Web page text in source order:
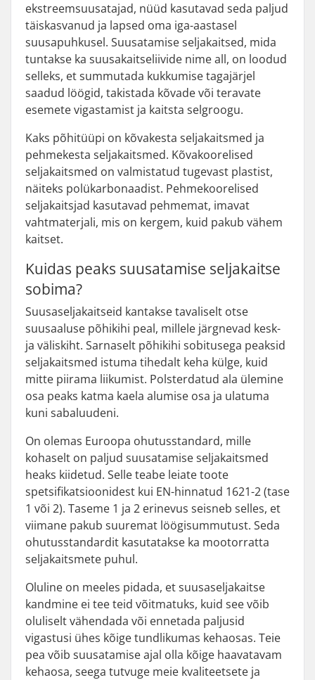
ekstreemsuusatajad, nüüd kasutavad seda paljud
täiskasvanud ja lapsed oma iga-aastasel
suusapuhkusel. Suusatamise seljakaitsed, mida
tuntakse ka suusakaitseliivide nime all, on loodud
selleks, et summutada kukkumise tagajärjel
saadud löögid, takistada kõvade või teravate
esemete vigastamist ja kaitsta selgroogu.
Kaks põhitüüpi on kõvakesta seljakaitsmed ja
pehmekesta seljakaitsmed. Kõvakoorelised
seljakaitsmed on valmistatud tugevast plastist,
näiteks polükarbonaadist. Pehmekoorelised
seljakaitsjad kasutavad pehmemat, imavat
vahtmaterjali, mis on kergem, kuid pakub vähem
kaitset.
Kuidas peaks suusatamise seljakaitse
sobima?
Suusaseljakaitseid kantakse tavaliselt otse
suusaaluse põhikihi peal, millele järgnevad kesk-
ja väliskiht. Sarnaselt põhikihi sobitusega peaksid
seljakaitsmed istuma tihedalt keha külge, kuid
mitte piirama liikumist. Polsterdatud ala ülemine
osa peaks katma kaela alumise osa ja ulatuma
kuni sabaluudeni.
On olemas Euroopa ohutusstandard, mille
kohaselt on paljud suusatamise seljakaitsmed
heaks kiidetud. Selle teabe leiate toote
spetsifikatsioonidest kui EN-hinnatud 1621-2 (tase
1 või 2). Taseme 1 ja 2 erinevus seisneb selles, et
viimane pakub suuremat löögisummutust. Seda
ohutusstandardit kasutatakse ka mootorratta
seljakaitsmete puhul.
Oluline on meeles pidada, et suusaseljakaitse
kandmine ei tee teid võitmatuks, kuid see võib
oluliselt vähendada või ennetada paljusid
vigastusi ühes kõige tundlikumas kehaosas. Teie
pea võib suusatamise ajal olla kõige haavatavam
kehaosa, seega tutvuge meie kvaliteetsete ja